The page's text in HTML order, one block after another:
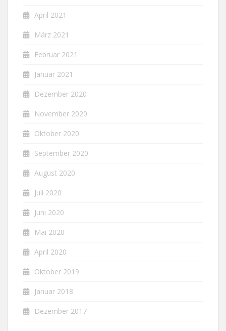
April 2021
März 2021
Februar 2021
Januar 2021
Dezember 2020
November 2020
Oktober 2020
September 2020
August 2020
Juli 2020
Juni 2020
Mai 2020
April 2020
Oktober 2019
Januar 2018
Dezember 2017